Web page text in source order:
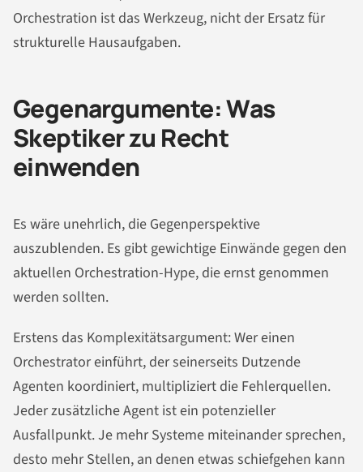
Orchestration ist das Werkzeug, nicht der Ersatz für
strukturelle Hausaufgaben.
Gegenargumente: Was
Skeptiker zu Recht
einwenden
Es wäre unehrlich, die Gegenperspektive
auszublenden. Es gibt gewichtige Einwände gegen den
aktuellen Orchestration-Hype, die ernst genommen
werden sollten.
Erstens das Komplexitätsargument: Wer einen
Orchestrator einführt, der seinerseits Dutzende
Agenten koordiniert, multipliziert die Fehlerquellen.
Jeder zusätzliche Agent ist ein potenzieller
Ausfallpunkt. Je mehr Systeme miteinander sprechen,
desto mehr Stellen, an denen etwas schiefgehen kann